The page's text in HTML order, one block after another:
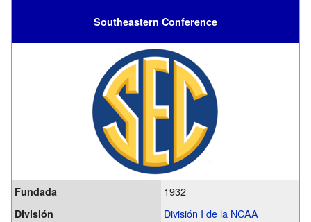
Southeastern Conference
Fundada 1932
División División I de la NCAA